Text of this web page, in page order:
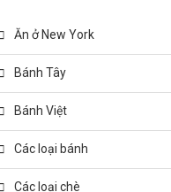
Ăn ở New York
Bánh Tây
Bánh Việt
Các loại bánh
Các loại chè